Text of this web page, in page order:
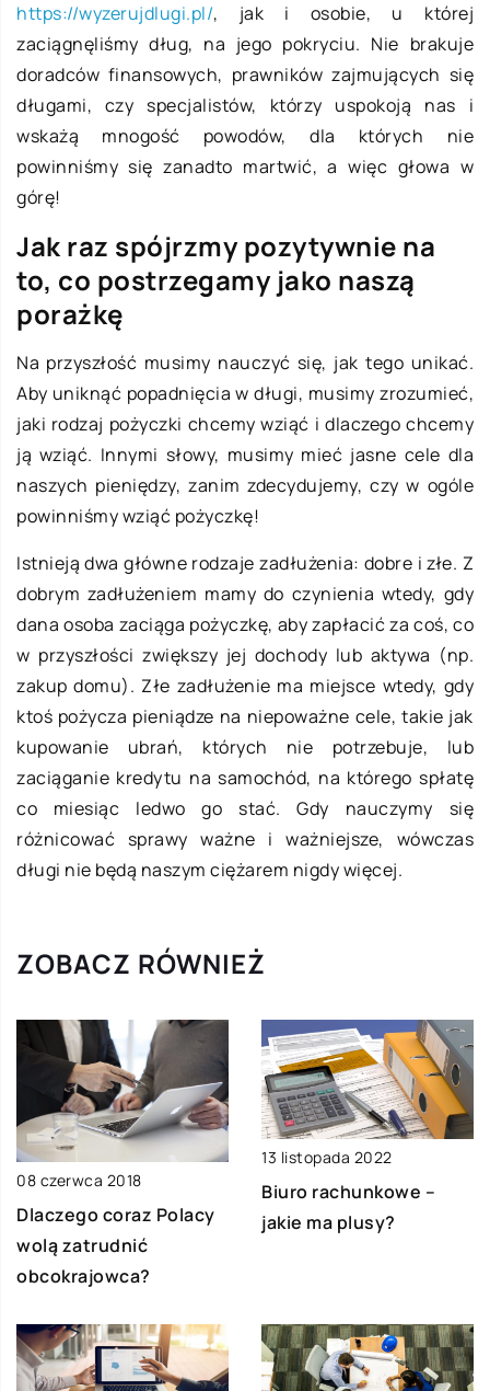
https://wyzerujdlugi.pl/, jak i osobie, u której
zaciągnęliśmy dług, na jego pokryciu. Nie brakuje
doradców finansowych, prawników zajmujących się
długami, czy specjalistów, którzy uspokoją nas i
wskażą mnogość powodów, dla których nie
powinniśmy się zanadto martwić, a więc głowa w
górę!
Jak raz spójrzmy pozytywnie na
to, co postrzegamy jako naszą
porażkę
Na przyszłość musimy nauczyć się, jak tego unikać.
Aby uniknąć popadnięcia w długi, musimy zrozumieć,
jaki rodzaj pożyczki chcemy wziąć i dlaczego chcemy
ją wziąć. Innymi słowy, musimy mieć jasne cele dla
naszych pieniędzy, zanim zdecydujemy, czy w ogóle
powinniśmy wziąć pożyczkę!
Istnieją dwa główne rodzaje zadłużenia: dobre i złe. Z
dobrym zadłużeniem mamy do czynienia wtedy, gdy
dana osoba zaciąga pożyczkę, aby zapłacić za coś, co
w przyszłości zwiększy jej dochody lub aktywa (np.
zakup domu). Złe zadłużenie ma miejsce wtedy, gdy
ktoś pożycza pieniądze na niepoważne cele, takie jak
kupowanie ubrań, których nie potrzebuje, lub
zaciąganie kredytu na samochód, na którego spłatę
co miesiąc ledwo go stać. Gdy nauczymy się
różnicować sprawy ważne i ważniejsze, wówczas
długi nie będą naszym ciężarem nigdy więcej.
ZOBACZ RÓWNIEŻ
08 czerwca 2018
Dlaczego coraz Polacy
wolą zatrudnić
obcokrajowca?
13 listopada 2022
Biuro rachunkowe –
jakie ma plusy?